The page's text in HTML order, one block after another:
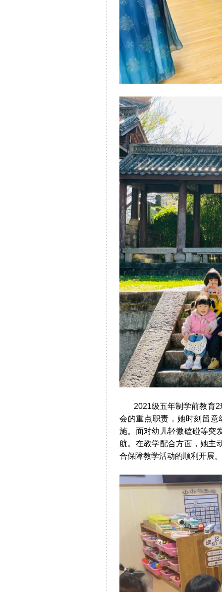
2021级五年制学前教育2
会的重点职责，她时刻留
施。面对幼儿轻微磕碰等突
航。在教学配合方面，她主
合保障教学活动的顺利开展。